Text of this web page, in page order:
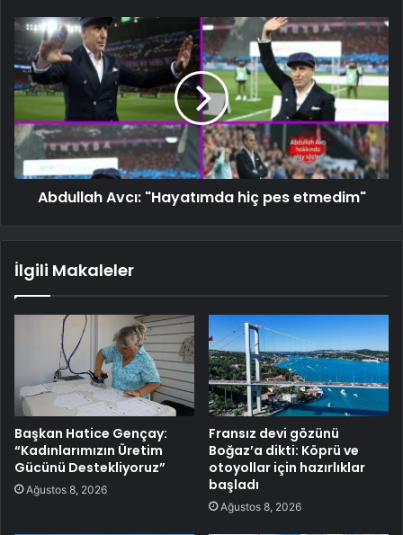
Abdullah Avcı: "Hayatımda hiç pes etmedim"
İlgili Makaleler
Başkan Hatice Gençay:
“Kadınlarımızın Üretim
Gücünü Destekliyoruz”
Ağustos 8, 2026
Fransız devi gözünü
Boğaz’a dikti: Köprü ve
otoyollar için hazırlıklar
başladı
Ağustos 8, 2026